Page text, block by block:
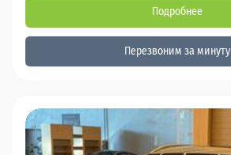
Подробнее
Перезвоним за минуту